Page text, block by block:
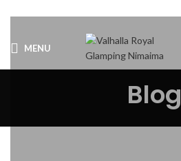
MENU
Blog